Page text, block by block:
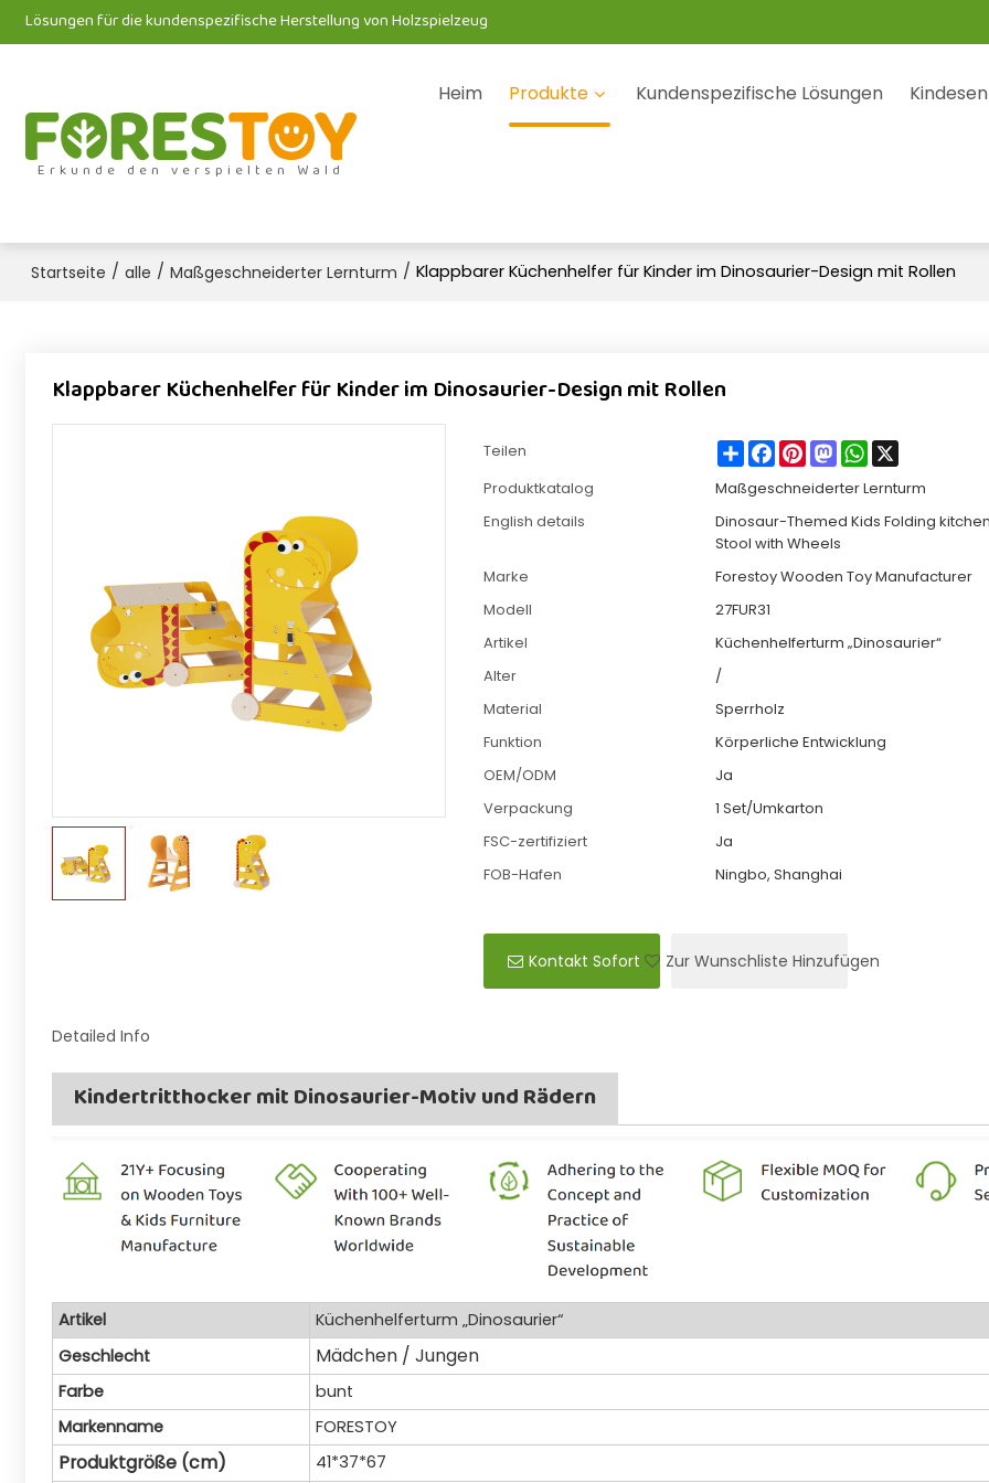
Lösungen für die kundenspezifische Herstellung von Holzspielzeug
Erkunde den verspielten Wald
Heim Produkte Kundenspezifische Lösungen
Startseite / alle / Maßgeschneiderter Lernturm / Klappbarer Küchenhelfer für Kinder im Dinosaurier-Design mit Rollen
Klappbarer Küchenhelfer für Kinder im Dinosaurier-Design mit Rollen
Teilen ShareFacebook
PinterestMastodonWhatsApp
X
Produktkatalog
Maßgeschneiderter Lernturm
English details
Dinosaur-Themed Kids Folding
Stool with Wheels
Marke
Forestoy Wooden Toy Manufacturer
Modell
27FUR31
Artikel
Küchenhelferturm „Dinosaurier“
Alter
/
Material
Sperrholz
Funktion
Körperliche Entwicklung
OEM/ODM
Ja
Verpackung
1 Set/Umkarton
FSC-zertifiziert
Ja
FOB-Hafen
Ningbo, Shanghai
Kontakt Sofort Zur Wunschliste Hinzufügen
Detailed Info
Kindertritthocker mit Dinosaurier-Motiv und Rädern
Artikel
Küchenhelferturm „Dinosaurier“
Geschlecht
Mädchen / Jungen
Farbe
bunt
Markenname
FORESTOY
Produktgröße (cm)
41*37*67